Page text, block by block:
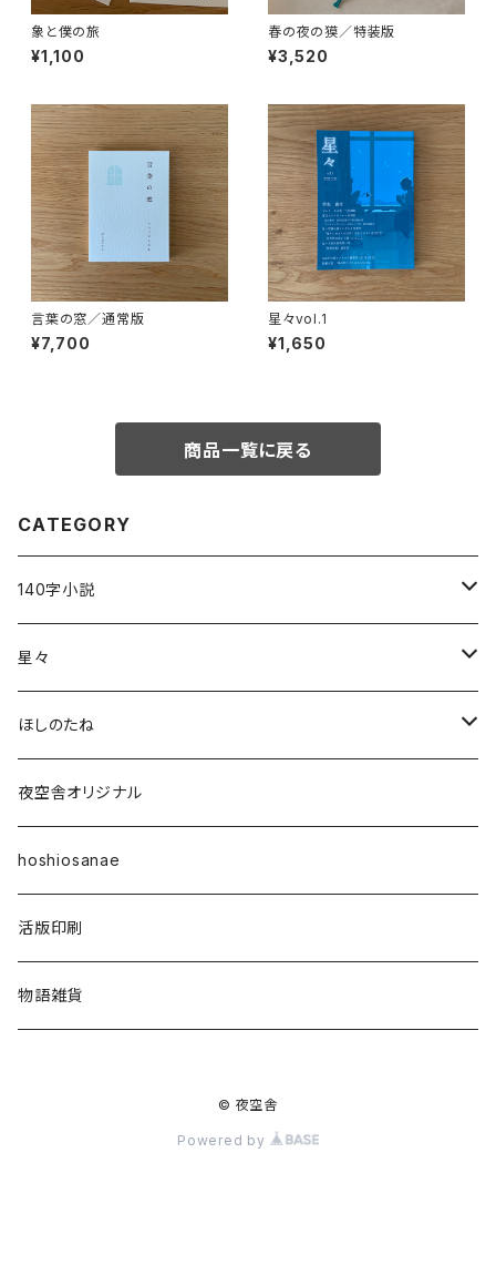
象と僕の旅
¥1,100
春の夜の獏／特装版
¥3,520
言葉の窓／通常版
¥7,700
星々vol.1
¥1,650
商品一覧に戻る
CATEGORY
140字小説
140字小説セレクション〈言葉のふね〉
そのほか
星々
雑誌「星々」
星々の本棚
その他
ほしのたね
雑誌「ほしのたね」
ほしのたねライブラリ
夜空舎オリジナル
hoshiosanae
活版印刷
物語雑貨
© 夜空舎
Powered by